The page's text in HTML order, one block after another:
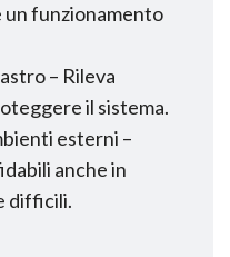
funzionamento
– Rileva
il sistema.
esterni –
anche in
difficili.